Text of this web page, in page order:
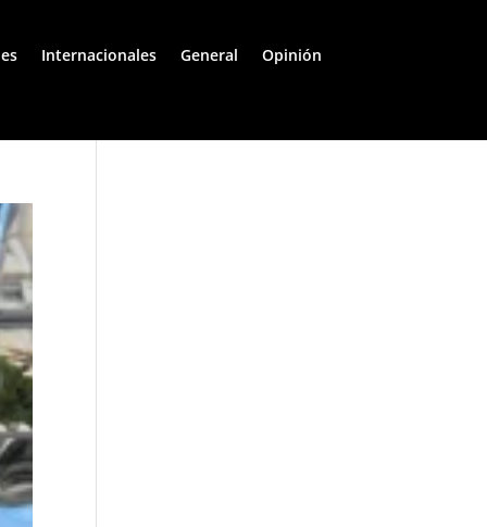
Internacionales General Opinión